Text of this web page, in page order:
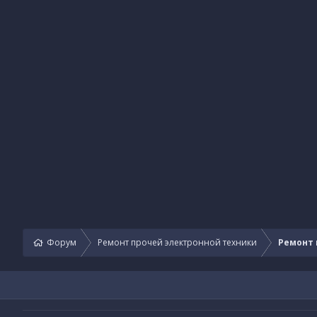
Форум Ремонт прочей электронной техники Ремонт